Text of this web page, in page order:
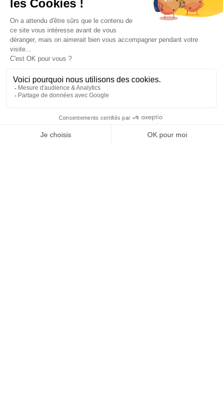
des pompiers hébergés à
Talence. N’hésitez pas à
donner : 🍽️ Denrées...
25 12 1
SHOW MORE